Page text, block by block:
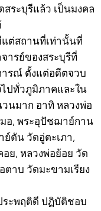
ระบุรีแล้ว เป็นมงคล
แต่สถานที่เท่านั้นที่
ารย์ของสระบุรีที่
รณ์ ตั้งแต่อดีตจวบ
ปทั่วภูมิภาคและใน
นมาก อาทิ หลวงพ่อ
อ, พระอุปัชฌาย์กาน
ตัน วัดอู่ตะเภา,
ย, หลวงพ่อย้อย วัด
าบ วัดมะขามเรียง
ระพฤติดี ปฏิบัติชอบ